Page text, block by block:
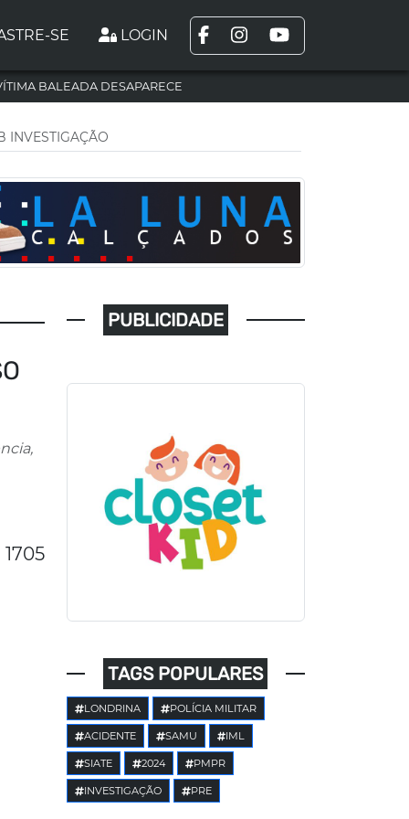
SE LOGIN
BALEADA DESAPARECE
INVESTIGAÇÃO
1705
PUBLICIDADE
TAGS POPULARES
LONDRINA POLÍCIA MILITAR
ACIDENTE SAMU IML
SIATE 2024 PMPR
INVESTIGAÇÃO PRE